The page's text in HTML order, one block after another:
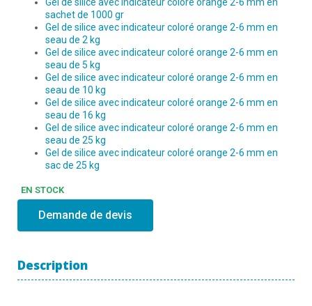
sachet de 1000 gr
Gel de silice avec indicateur coloré orange 2-6 mm en
seau de 2 kg
Gel de silice avec indicateur coloré orange 2-6 mm en
seau de 5 kg
Gel de silice avec indicateur coloré orange 2-6 mm en
seau de 10 kg
Gel de silice avec indicateur coloré orange 2-6 mm en
seau de 16 kg
Gel de silice avec indicateur coloré orange 2-6 mm en
seau de 25 kg
Gel de silice avec indicateur coloré orange 2-6 mm en
sac de 25 kg
EN STOCK
Demande de devis
Description